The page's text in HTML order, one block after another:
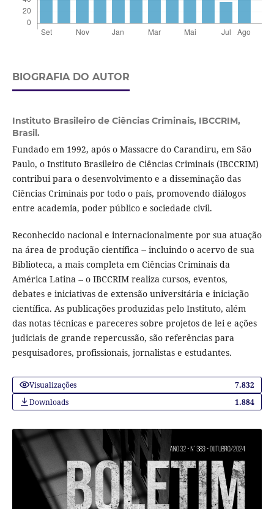
BIOGRAFIA DO AUTOR
Instituto Brasileiro de Ciências Criminais, IBCCRIM,
Brasil.
Fundado em 1992, após o Massacre do Carandiru, em São
Paulo, o Instituto Brasileiro de Ciências Criminais (IBCCRIM)
contribui para o desenvolvimento e a disseminação das
Ciências Criminais por todo o país, promovendo diálogos
entre academia, poder público e sociedade civil.
Reconhecido nacional e internacionalmente por sua atuação
na área de produção científica -- incluindo o acervo de sua
Biblioteca, a mais completa em Ciências Criminais da
América Latina -- o IBCCRIM realiza cursos, eventos,
debates e iniciativas de extensão universitária e iniciação
científica. As publicações produzidas pelo Instituto, além
das notas técnicas e pareceres sobre projetos de lei e ações
judiciais de grande repercussão, são referências para
pesquisadores, profissionais, jornalistas e estudantes.
Visualizações
7.832
Downloads
1.884